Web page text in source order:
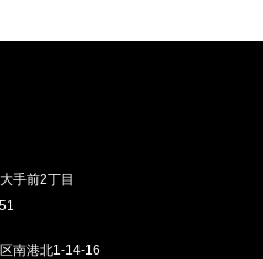
手前2丁目
南港北1-14-16